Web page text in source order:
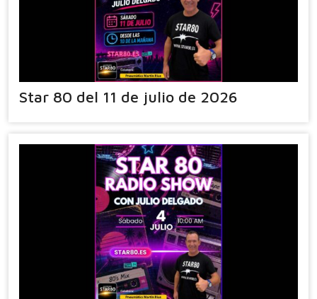
Star 80 del 11 de julio de 2026